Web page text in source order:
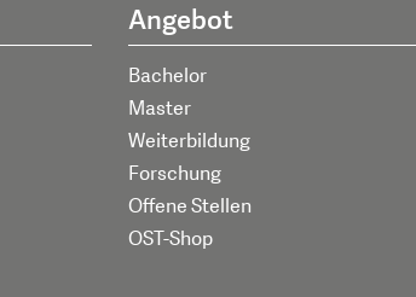
Angebot
Bachelor
Master
Weiterbildung
Forschung
Offene Stellen
OST-Shop